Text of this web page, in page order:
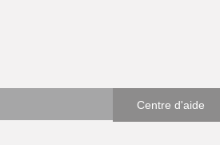
Centre d'aide